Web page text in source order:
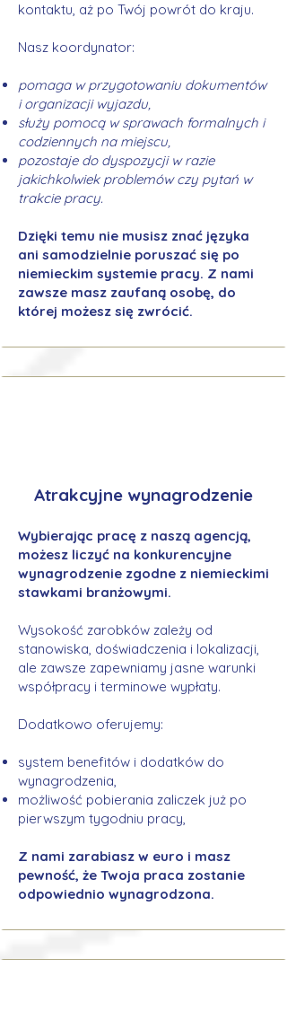
kontaktu, aż po Twój powrót do kraju.
Nasz koordynator:
pomaga w przygotowaniu dokumentów
i organizacji wyjazdu,
służy pomocą w sprawach formalnych i
codziennych na miejscu,
pozostaje do dyspozycji w razie
jakichkolwiek problemów czy pytań w
trakcie pracy.
Dzięki temu nie musisz znać języka
ani samodzielnie poruszać się po
niemieckim systemie pracy. Z nami
zawsze masz zaufaną osobę, do
której możesz się zwrócić.
Atrakcyjne wynagrodzenie
Wybierając pracę z naszą agencją,
możesz liczyć na konkurencyjne
wynagrodzenie zgodne z niemieckimi
stawkami branżowymi.
Wysokość zarobków zależy od
stanowiska, doświadczenia i lokalizacji,
ale zawsze zapewniamy jasne warunki
współpracy i terminowe wypłaty.
Dodatkowo oferujemy:
system benefitów i dodatków do
wynagrodzenia,
możliwość pobierania zaliczek już po
pierwszym tygodniu pracy,
Z nami zarabiasz w euro i masz
pewność, że Twoja praca zostanie
odpowiednio wynagrodzona.